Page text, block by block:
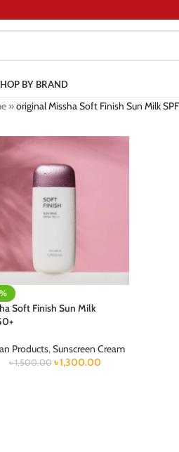
BY BRAND
»original Missha Soft Finish Sun Milk
Soft Finish Sun Milk
Products,Sunscreen Cream
৳1,500.00 ৳1,300.00